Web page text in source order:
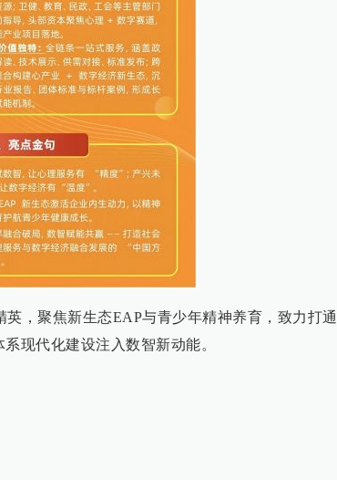
，聚焦新生态EAP与青少年精神养育，致力打
现代化建设注入数智新动能。